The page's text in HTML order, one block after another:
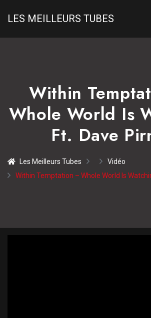
LES MEILLEURS TUBES
Within
Whole World Is
Ft. Dave
Les Meilleurs Tubes
Vidéo
Within Temptation – Whole World Is